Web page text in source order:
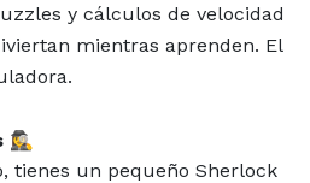
y cálculos de velocidad
mientras aprenden. El
🕵️‍♀️
tienes un pequeño Sherlock